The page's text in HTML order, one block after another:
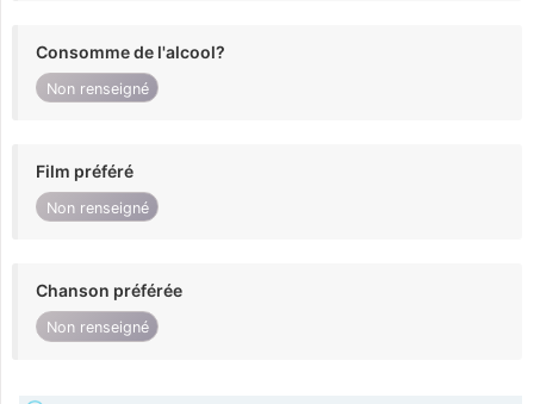
Consomme de l'alcool?
Non renseigné
Film préféré
Non renseigné
Chanson préférée
Non renseigné